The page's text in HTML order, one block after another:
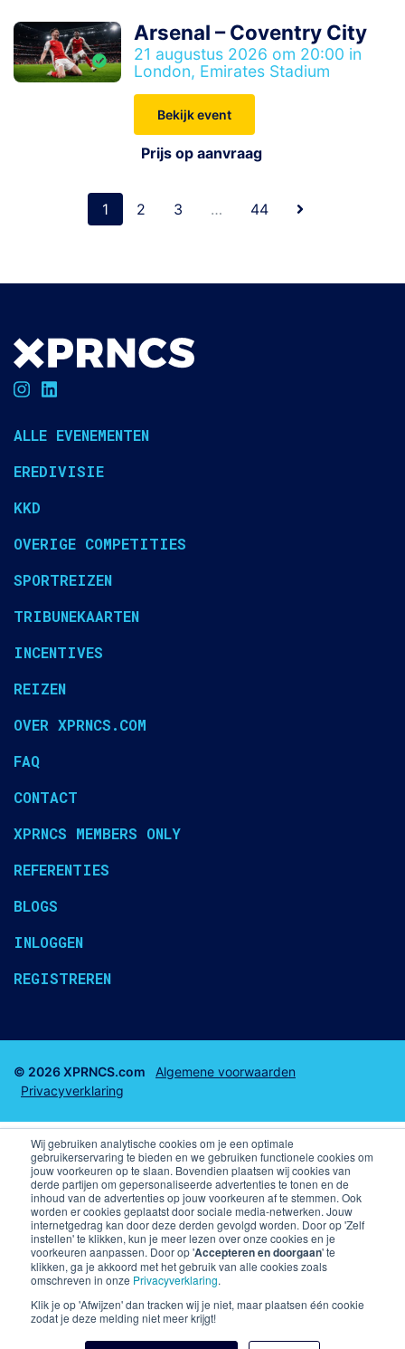
Wij gebruiken analytische cookies om je een optimale
gebruikerservaring te bieden en we gebruiken functionele cookies om
jouw voorkeuren op te slaan. Bovendien plaatsen wij cookies van
derde partijen om gepersonaliseerde advertenties te tonen en de
inhoud van de advertenties op jouw voorkeuren af te stemmen. Ook
worden er cookies geplaatst door sociale media-netwerken. Jouw
internetgedrag kan door deze derden gevolgd worden. Door op 'Zelf
instellen' te klikken, kun je meer lezen over onze cookies en je
voorkeuren aanpassen. Door op 'Accepteren en doorgaan' te
klikken, ga je akkoord met het gebruik van alle cookies zoals
omschreven in onze Privacyverklaring.
Klik je op 'Afwijzen' dan tracken wij je niet, maar plaatsen één cookie
zodat je deze melding niet meer krijgt!
Arsenal – Coventry City
21 augustus 2026 om 20:00 in
London, Emirates Stadium
Bekijk event
Prijs op aanvraag
1 2 3 … 44
ALLE EVENEMENTEN
EREDIVISIE
KKD
OVERIGE COMPETITIES
SPORTREIZEN
TRIBUNEKAARTEN
INCENTIVES
REIZEN
OVER XPRNCS.COM
FAQ
CONTACT
XPRNCS MEMBERS ONLY
REFERENTIES
BLOGS
INLOGGEN
REGISTREREN
© 2026 XPRNCS.com
Algemene voorwaarden
Privacyverklaring
Business club tickets
Business Seats
F1 arrangementen
Voetbal arrangementen
Champions League VIP arrangementen en kaarten
Premier League
Skybox PSV
Kaarten Liverpool FC
Business Seats PSV